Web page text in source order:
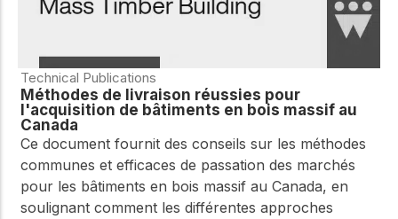
Connectez-vous avec
l'innovation dans la
construction en bois et
la durabilité.
Technical Publications
Méthodes de livraison réussies pour
l'acquisition de bâtiments en bois massif au
Canada
Ce document fournit des conseils sur les méthodes
communes et efficaces de passation des marchés
pour les bâtiments en bois massif au Canada, en
soulignant comment les différentes approches